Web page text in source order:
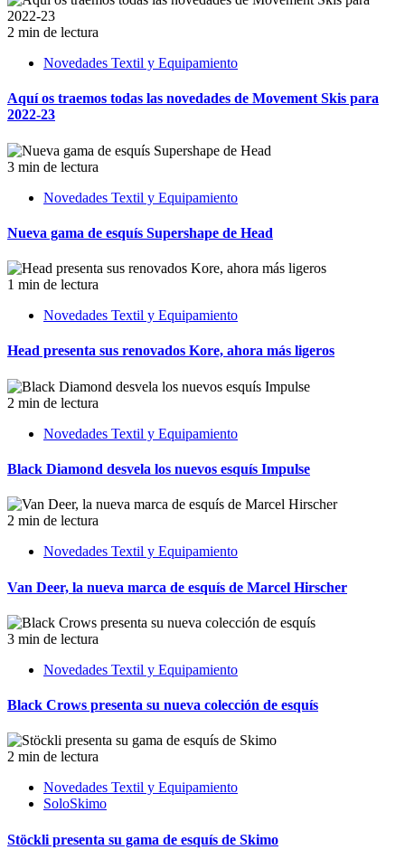
2 min de lectura
Novedades Textil y Equipamiento
Aquí os traemos todas las novedades de Movement Skis para
2022-23
3 min de lectura
Novedades Textil y Equipamiento
Nueva gama de esquís Supershape de Head
1 min de lectura
Novedades Textil y Equipamiento
Head presenta sus renovados Kore, ahora más ligeros
2 min de lectura
Novedades Textil y Equipamiento
Black Diamond desvela los nuevos esquís Impulse
2 min de lectura
Novedades Textil y Equipamiento
Van Deer, la nueva marca de esquís de Marcel Hirscher
3 min de lectura
Novedades Textil y Equipamiento
Black Crows presenta su nueva colección de esquís
2 min de lectura
Novedades Textil y Equipamiento
SoloSkimo
Stöckli presenta su gama de esquís de Skimo